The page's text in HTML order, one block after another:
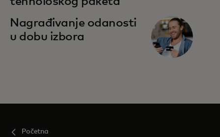
Nagrađivanje odanosti
u dobu izbora
Početna